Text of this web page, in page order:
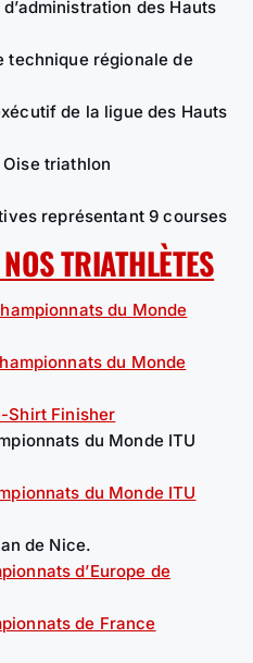
des Hauts
technique régionale de
de la ligue des Hauts
triathlon
représentant 9 courses
TRIATHLÈTES
du Monde
du Monde
Shirt Finisher
du Monde ITU
du Monde ITU
de Nice.
d’Europe de
de France